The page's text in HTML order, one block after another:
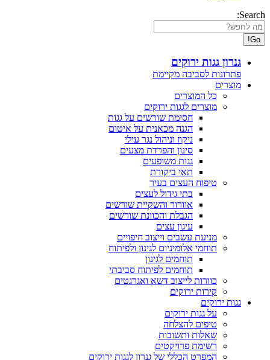
Search:
גנרון גגות ירוקים
פתרונות לסביבה מקיימת
מוצרים
כל המוצרים
מוצרים לגגות ירוקים
חסימת שורשים על גגות
הגנה מכאנית על איטום
ניקוז וניהול נגר עילי
סינון והפרדת מצעים
גגות משופעים
תאי ביקורת
טיפוח העצים בעיר
בתי גידול לעצים
אוורור והשקיית שורשים
הגבלת והכוונת שורשים
עיגון עצים
מניעת עשבים וייצוב חיפויים
תוחמי אלומיניום לגינון ולפיתוח
תוחמים לגינון
תוחמים לפיתוח סביבתי
כוורות לייצוב דשא ואגרגטים
קירות ירוקים
גגות ירוקים
על גגות ירוקים
טיפים להצלחה
שאלות ותשובות
רשימת פרויקטים
המפרט הכללי של גנרון לגגות ירוקים